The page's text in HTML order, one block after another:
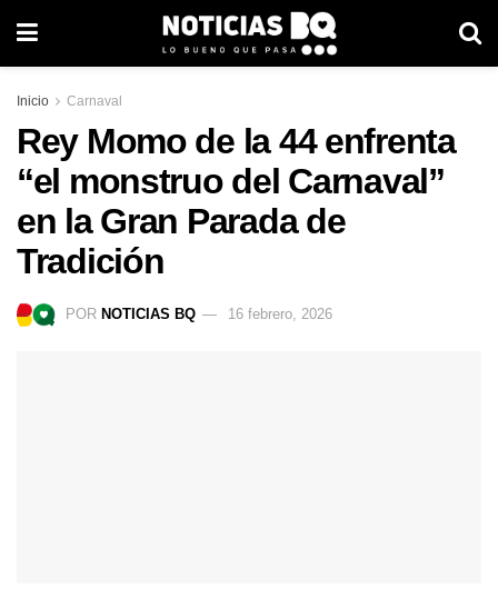
Inicio Carnaval
Rey Momo de la 44 enfrenta
“el monstruo del Carnaval”
en la Gran Parada de
Tradición
POR NOTICIAS BQ 16 febrero, 2026